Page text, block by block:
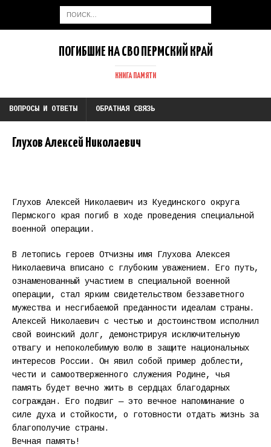
ПОГИБШИЕ НА СВО ПЕРМСКИЙ КРАЙ
КНИГА ПАМЯТИ
ВОПРОСЫ И ОТВЕТЫ ОБРАТНАЯ СВЯЗЬ
Глухов Алексей Николаевич
Глухов Алексей Николаевич из Куединского округа
Пермского края погиб в ходе проведения специальной
военной операции.
В летопись героев Отчизны имя Глухова Алексея
Николаевича вписано с глубоким уважением. Его путь,
ознаменованный участием в специальной военной
операции, стал ярким свидетельством беззаветного
мужества и несгибаемой преданности идеалам страны.
Алексей Николаевич с честью и достоинством исполнил
свой воинский долг, демонстрируя исключительную
отвагу и непоколебимую волю в защите национальных
интересов России. Он явил собой пример доблести,
чести и самоотверженного служения Родине, чья
память будет вечно жить в сердцах благодарных
сограждан. Его подвиг — это вечное напоминание о
силе духа и стойкости, о готовности отдать жизнь за
благополучие страны.
Вечная память!